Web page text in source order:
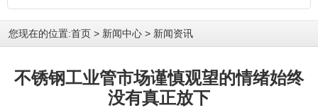
您现在的位置:首页 > 新闻中心 > 新闻资讯
不锈钢工业管市场谨慎观望的情绪始终
没有真正放下